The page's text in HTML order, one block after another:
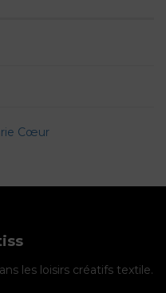
Cœur
les loisirs créatifs textile.